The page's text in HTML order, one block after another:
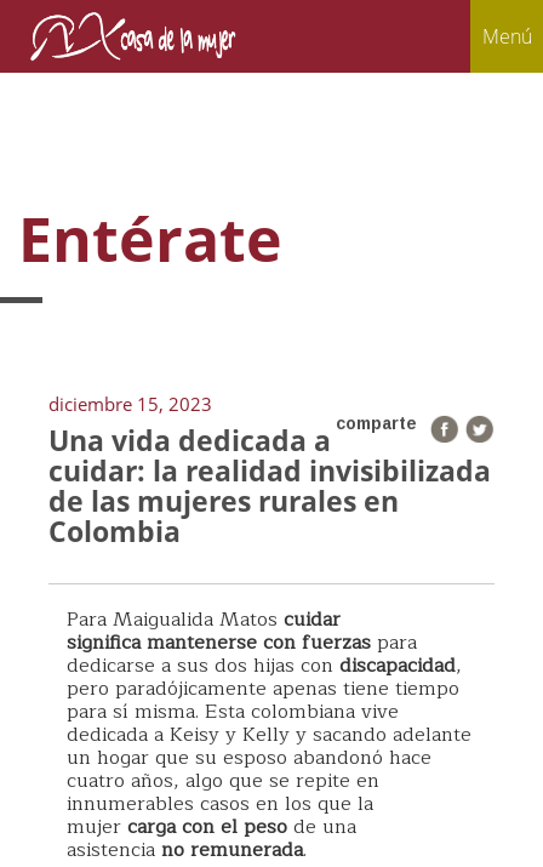
Menú
Entérate
diciembre 15, 2023
comparte
Una vida dedicada a
cuidar: la realidad invisibilizada
de las mujeres rurales en
Colombia
Para Maigualida Matos cuidar
significamantenerse con fuerzaspara
dedicarse a sus dos hijas con discapacidad,
pero paradójicamente apenas tiene tiempo
para sí misma. Esta colombiana vive
dedicada a Keisy y Kelly y sacando adelante
un hogar que su esposo abandonó hace
cuatro años, algo que se repite en
innumerables casos en los que la
mujercarga con el pesode una
asistenciano remunerada.